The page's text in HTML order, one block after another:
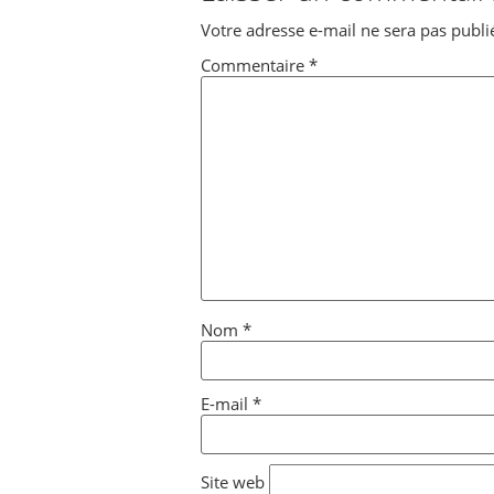
Votre adresse e-mail ne sera pas
Commentaire *
Nom *
E-mail *
Site web